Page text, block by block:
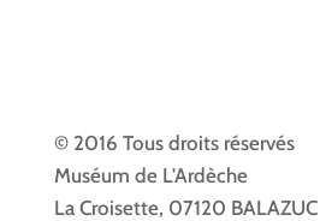
© 2016 Tous droits réservés
Muséum de L'Ardèche
La Croisette, 07120 BALAZUC